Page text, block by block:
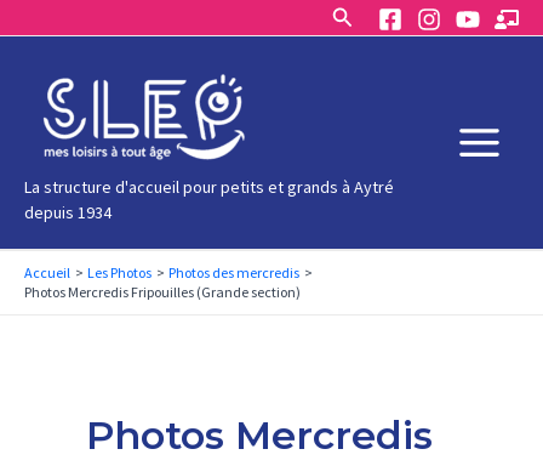
contenu
Rechercher
La structure d'accueil pour petits et grands à Aytré
depuis 1934
Main
Accueil Les Photos
Photos des mercredis
Photos Mercredis Fripouilles (Grande section)
Photos Mercredis